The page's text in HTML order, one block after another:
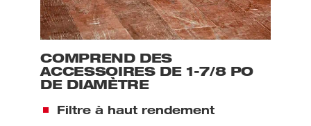
COMPREND DES
ACCESSOIRES DE 1-7/8 PO
DE DIAMÈTRE
Filtre à haut rendement